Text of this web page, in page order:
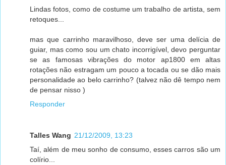
Lindas fotos, como de costume um trabalho de artista, sem
retoques...
mas que carrinho maravilhoso, deve ser uma delícia de
guiar, mas como sou um chato incorrigível, devo perguntar
se as famosas vibrações do motor ap1800 em altas
rotações não estragam um pouco a tocada ou se dão mais
personalidade ao belo carrinho? (talvez não dê tempo nem
de pensar nisso )
Responder
Talles Wang 21/12/2009, 13:23
Taí, além de meu sonho de consumo, esses carros são um
colírio...